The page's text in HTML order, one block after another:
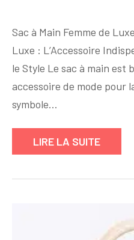
l’Élégance
Intemporelle
du
Sac
Femme
Sac à Main Femme de
Luxe : L’Accessoire
le Style Le sac à main est
accessoire de mode pour
symbole…
LIRE LA SUITE